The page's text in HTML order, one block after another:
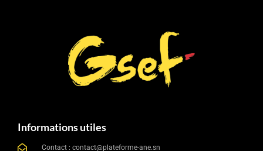
Informations utiles
Contact : contact@plateforme-ane.sn